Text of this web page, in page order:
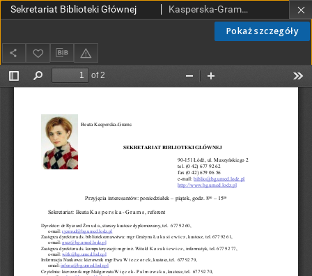
Pokaż szczegóły
Sekretariat Biblioteki Głównej Kasperska-Grams, Beata